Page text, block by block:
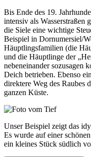
Bis Ende des 19.
intensiv als Wasserstraßen
die Siele eine wichtige
Beispiel in Dornumersiel/
Häuptlingsfamilien (die
und die Häuptlinge der
nebeneinander sozusagen
Deich betrieben. Ebenso
direktere Weg des Raubes
ganzen Küste.
Unser Beispiel zeigt das
Es wurde auf einer
ein kleines Stück südlich